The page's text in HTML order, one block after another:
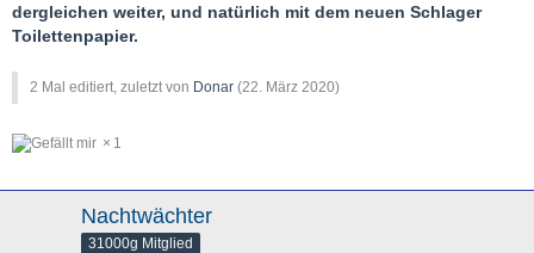
dergleichen weiter, und natürlich mit dem neuen Schlager
Toilettenpapier.
2 Mal editiert, zuletzt von Donar (22. März 2020)
1
Nachtwächter
31000g Mitglied